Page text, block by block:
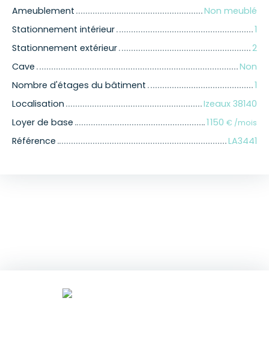
Ameublement
Non meublé
Stationnement intérieur
1
Stationnement extérieur
2
Cave
Non
Nombre d'étages du bâtiment
1
Localisation
Izeaux 38140
Loyer de base
1 150 € /mois
Référence LA3441